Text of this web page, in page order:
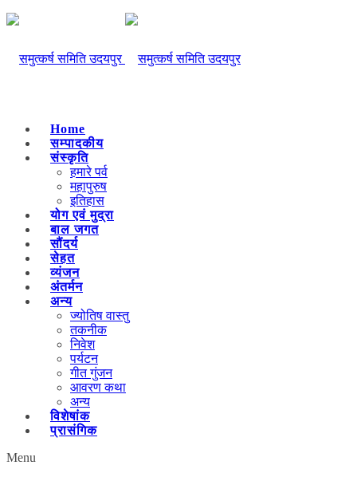
Home
सम्पादकीय
संस्कृति
हमारे पर्व
महापुरुष
इतिहास
योग एवं मुद्रा
बाल जगत
सौंदर्य
सेहत
व्यंजन
अंतर्मन
अन्य
ज्योतिष वास्तु
तकनीक
निवेश
पर्यटन
गीत गुंजन
आवरण कथा
अन्य
विशेषांक
प्रासंगिक
Menu